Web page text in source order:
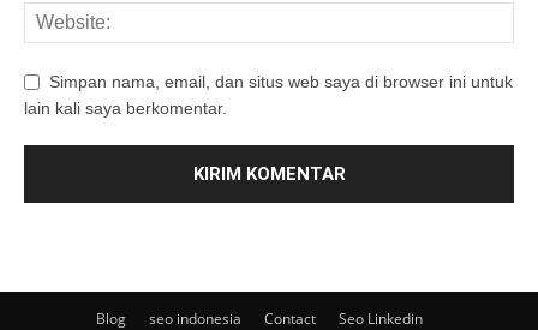
Simpan nama, email, dan situs web saya di browser ini untuk
lain kali saya berkomentar.
Blog seo indonesia Contact
Seo Linkedin